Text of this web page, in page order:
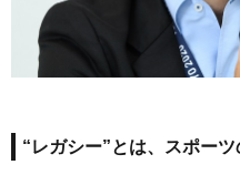
“レガシー”とは、スポー